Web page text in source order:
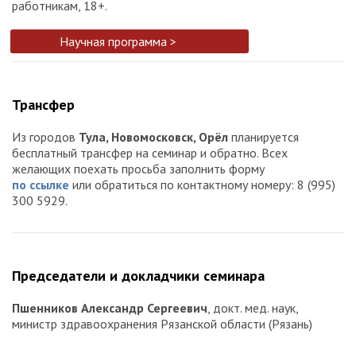
работникам, 18+.
Научная программа >
Трансфер
Из городов Тула, Новомосковск, Орёл планируется
бесплатный трансфер на семинар и обратно. Всех
желающих поехать просьба заполнить форму
по ссылке или обратиться по контактному номеру: 8 (995)
300 5929.
Председатели и докладчики семинара
Пшенников Александр Сергеевич , докт. мед. наук,
министр здравоохранения Рязанской области (Рязань)